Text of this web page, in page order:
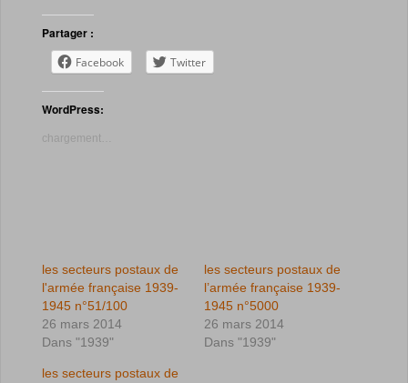
Partager :
Facebook Twitter
WordPress:
chargement…
les secteurs postaux de
l'armée française 1939-
1945 n°51/100
26 mars 2014
Dans "1939"
les secteurs postaux de
l’armée française 1939-
1945 n°5000
26 mars 2014
Dans "1939"
les secteurs postaux de